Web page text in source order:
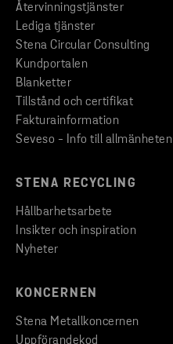
Återvinningstjänster
Lediga tjänster
Stena Circular Consulting
Kundportalen
Blanketter
Tillstånd och certifikat
Fakturainformation
Seveso - Info till allmänheten
STENA RECYCLING
Hållbarhetsarbete
Insikter och inspiration
Nyheter
KONCERNEN
Stena Metallkoncernen
Uppförandekod